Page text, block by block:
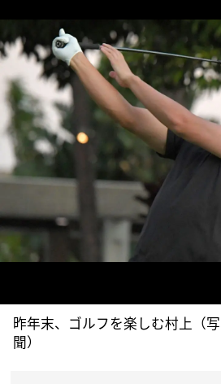
昨年末、ゴルフを楽しむ村上（
聞）